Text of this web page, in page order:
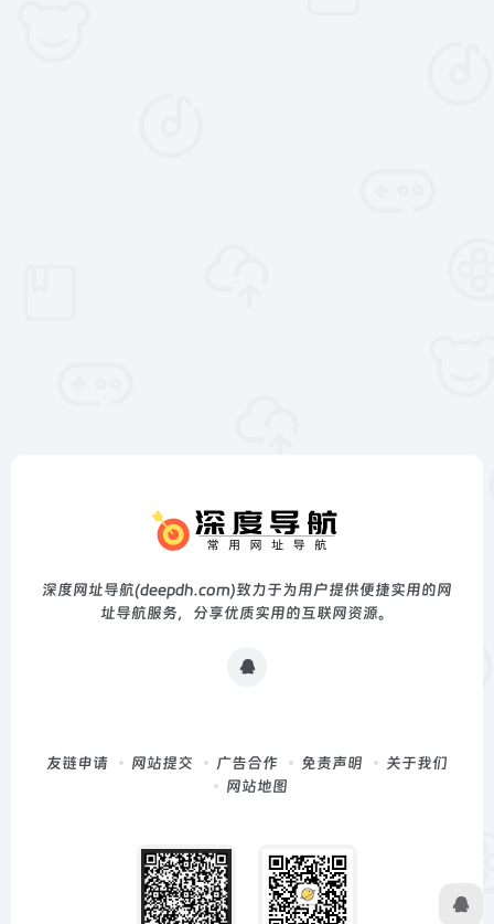
深度网址导航(deepdh.com)致力于为用户提供便捷实用的网
址导航服务，分享优质实用的互联网资源。
友链申请 网站提交 广告合作 免责声明
关于我们
网站地图